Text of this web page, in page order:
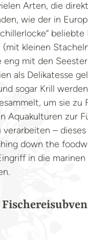
Arten, die
wie der in
(mit kleinen
eng mit den
als Delikatesse
sogar Krill
um sie zu
Aquakulturen zur
verarbeiten – dieses
down the
in die marinen